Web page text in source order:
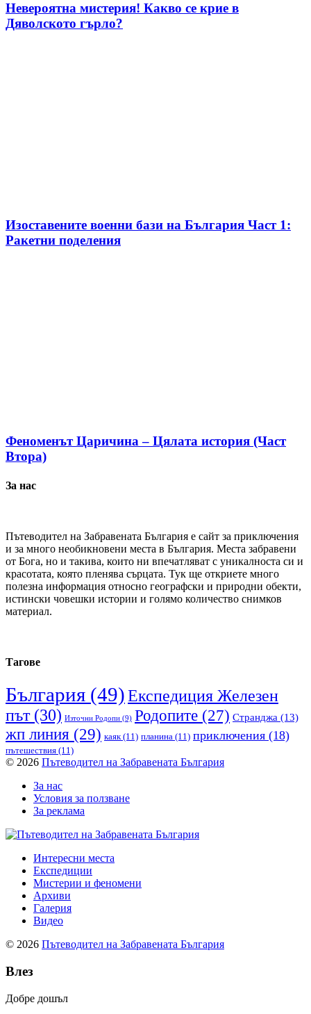
Невероятна мистерия! Какво се крие в
Дяволското гърло?
Изоставените военни бази на България Част 1:
Ракетни поделения
Феноменът Царичина – Цялата история (Част
Втора)
За нас
Пътеводител на Забравената България е сайт за приключения
и за много необикновени места в България. Места забравени
от Бога, но и такива, които ни впечатляват с уникалноста си и
красотата, която пленява сърцата. Тук ще откриете много
полезна информация относно географски и природни обекти,
истински човешки истории и голямо количество снимков
материал.
Тагове
България (49)Експедиция Железен
път(30) Източни Родопи (9) Родопите (27) Странджа (13)
жп линия (29) каяк(11) планина (11) приключения (18)
пътешествия (11)
© 2026 Пътеводител на Забравената България
За нас
Условия за ползване
За реклама
Интересни места
Експедиции
Мистерии и феномени
Архиви
Галерия
Видео
© 2026 Пътеводител на Забравената България
Влез
Добре дошъл